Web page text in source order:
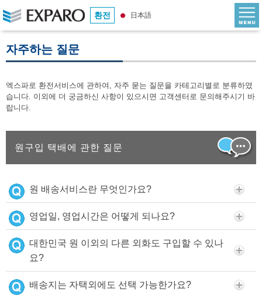
환전 日本語
자주하는 질문
엑스파로 환전서비스에 관하여, 자주 묻는 질문을 카테고리별로 분류하였
습니다. 이외에 더 궁금하신 사항이 있으시면 고객센터로 문의해주시기 바
랍니다.
원구입 택배에 관한 질문
원 배송서비스란 무엇인가요?
영업일, 영업시간은 어떻게 되나요?
대한민국 원 이외의 다른 외화도 구입할 수 있나
요?
배송지는 자택외에도 선택 가능한가요?